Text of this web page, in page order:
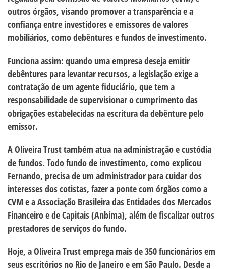
outros órgãos, visando promover a transparência e a
confiança entre investidores e emissores de valores
mobiliários, como debêntures e fundos de investimento.
Funciona assim: quando uma empresa deseja emitir
debêntures para levantar recursos, a legislação exige a
contratação de um agente fiduciário, que tem a
responsabilidade de supervisionar o cumprimento das
obrigações estabelecidas na escritura da debênture pelo
emissor.
A Oliveira Trust também atua na administração e custódia
de fundos. Todo fundo de investimento, como explicou
Fernando, precisa de um administrador para cuidar dos
interesses dos cotistas, fazer a ponte com órgãos como a
CVM e a Associação Brasileira das Entidades dos Mercados
Financeiro e de Capitais (Anbima), além de fiscalizar outros
prestadores de serviços do fundo.
Hoje, a Oliveira Trust emprega mais de 350 funcionários em
seus escritórios no Rio de Janeiro e em São Paulo. Desde a